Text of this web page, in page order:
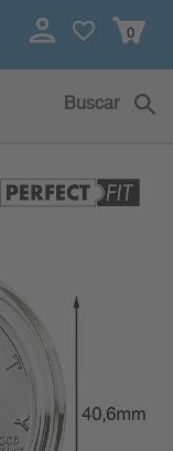
0
Buscar